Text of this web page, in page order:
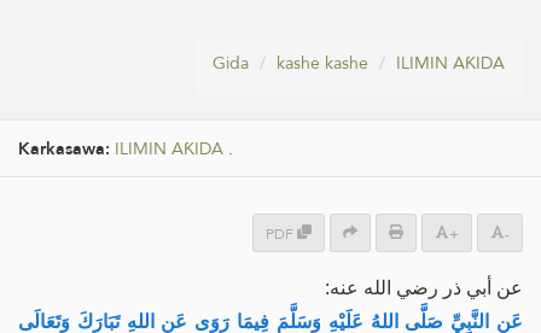
Gida kashe kashe ILIMIN AƘIDA
Karkasawa: ILIMIN AƘIDA .
PDF + -
عن أبي ذر رضي الله عنه:
عَنِ النَّبِيِّ صَلَّى اللهُ عَلَيْهِ وَسَلَّمَ فِيمَا رَوَى عَنِ اللهِ تَبَارَكَ وَتَعَالَى